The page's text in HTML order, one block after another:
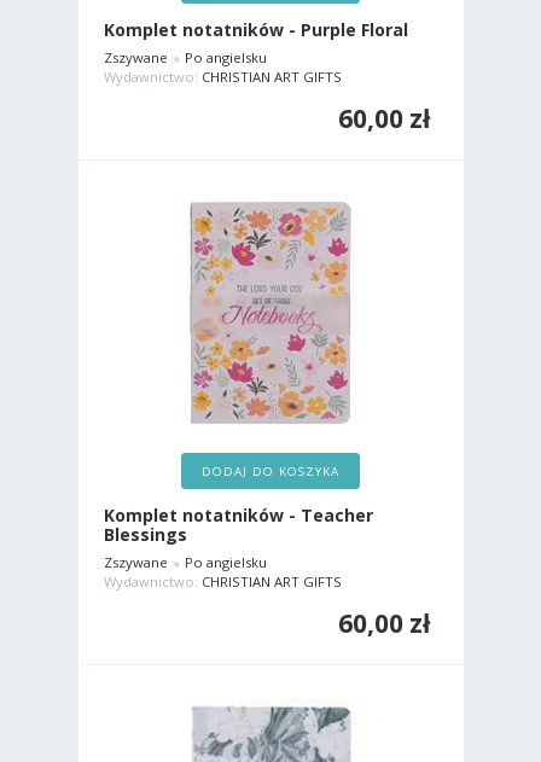
Komplet notatników - Purple Floral
Zszywane
Po angielsku
Wydawnictwo: CHRISTIAN ART GIFTS
60,00 zł
DODAJ DO KOSZYKA
Komplet notatników - Teacher
Blessings
Zszywane
Po angielsku
Wydawnictwo: CHRISTIAN ART GIFTS
60,00 zł